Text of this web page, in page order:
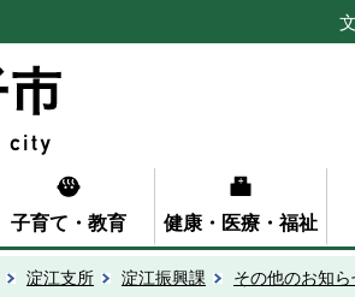
子育て・教育 健康・医療・福祉
淀江支所 淀江振興課 その他のお知